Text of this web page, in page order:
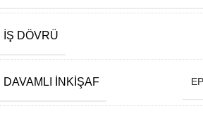
İŞ DÖVRÜ
DAVAMLI INKIŞAF